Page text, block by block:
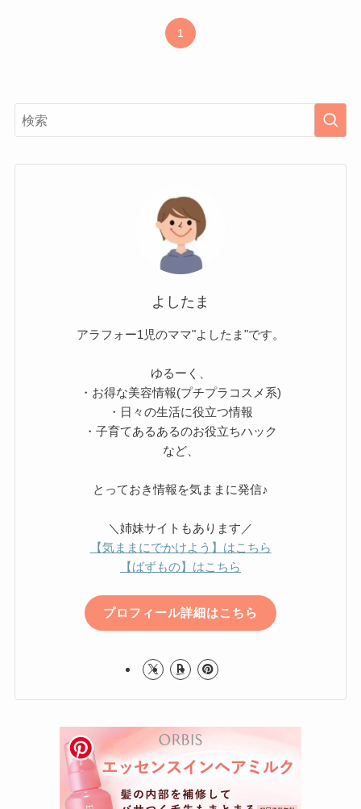
1
よしたま
アラフォー1児のママ"よしたま"です。
ゆるーく、
・お得な美容情報(プチプラコスメ系)
・日々の生活に役立つ情報
・子育てあるあるのお役立ちハック
など、
とっておき情報を気ままに発信♪
＼姉妹サイトもあります／
【気ままにでかけよう】はこちら
【ばずもの】はこちら
プロフィール詳細はこちら